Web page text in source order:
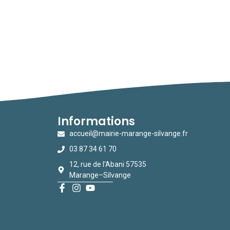
Informations
accueil@mairie-marange-silvange.fr
03 87 34 61 70
12, rue de l’Abani 57535
Marange–Silvange